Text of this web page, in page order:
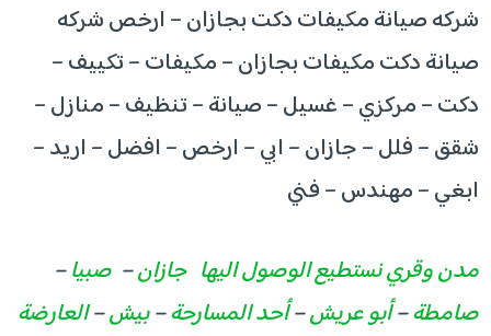
شركه صيانة مكيفات دكت بجازان – ارخص شركه
صيانة دكت مكيفات بجازان – مكيفات – تكييف –
دكت – مركزي – غسيل – صيانة – تنظيف – منازل –
شقق – فلل – جازان – ابي – ارخص – افضل – اريد –
ابغي – مهندس – فني
مدن وقري نستطيع الوصول اليها جازان– صبيا–
صامطة–أبو عريش–أحد المسارحة–بيش–العارضة